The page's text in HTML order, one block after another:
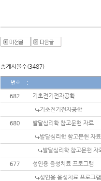
총게시물수(3487)
번호
682
기초전기전자공학
기초전기전자공학
680
발달심리학 참고문헌 자료
발달심리학 참고문헌 자료
발달심리학 참고문헌 자
677
성인용 음성치료 프로그램
성인용 음성치료 프로그램